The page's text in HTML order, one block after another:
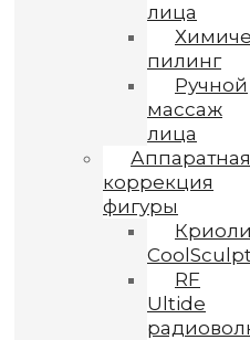
лица
пилинг
Ручной
массаж
лица
Аппаратная
коррекция
фигуры
RF
Ultide